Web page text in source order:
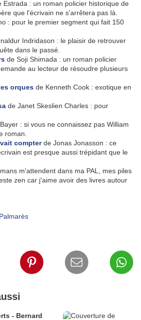
Estrada : un roman policier historique de
que l'écrivain ne s'arrêtera pas là.
: pour le premier segment qui fait 150
Indridason : le plaisir de retrouver
dans le passé.
de Soji Shimada : un roman policier
au lecteur de résoudre plusieurs
orques de Kenneth Cook : exotique en
de Janet Skeslien Charles : pour
: si vous ne connaissez pas William
roman.
compterde Jonas Jonasson : ce
est presque aussi trépidant que le
m'attendent dans ma PAL, mes piles
zen car j'aime avoir des livres autour
- Bernard